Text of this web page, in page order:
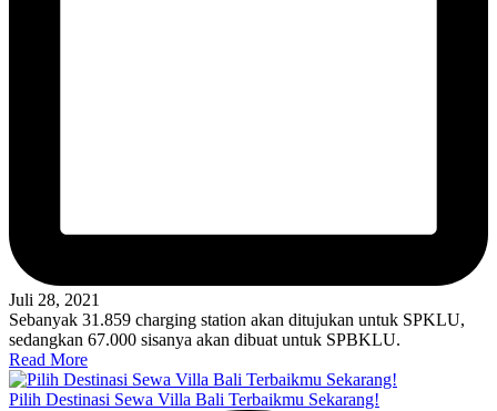
Juli 28, 2021
Sebanyak 31.859 charging station akan ditujukan untuk SPKLU,
sedangkan 67.000 sisanya akan dibuat untuk SPBKLU.
Read More
Pilih Destinasi Sewa Villa Bali Terbaikmu Sekarang!